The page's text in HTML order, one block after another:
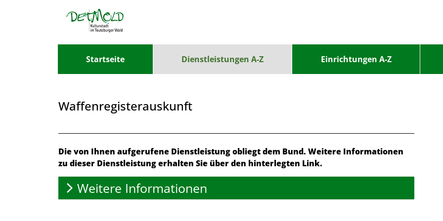
Zum Hauptinhalt springen
Startseite Dienstleistungen A-Z Einrichtungen A-Z
Waffenregisterauskunft
Beschreibung
Die von Ihnen aufgerufene Dienstleistung obliegt dem Bund. Weitere Informationen
zu dieser Dienstleistung erhalten Sie über den hinterlegten Link.
Weitere Informationen